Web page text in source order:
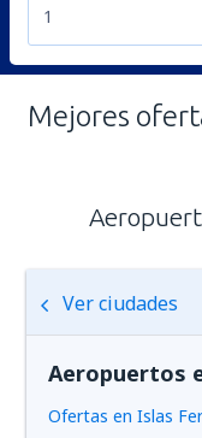
1
Mejores
Ver ciudades
Aeropuertos
Ofertas en Islas